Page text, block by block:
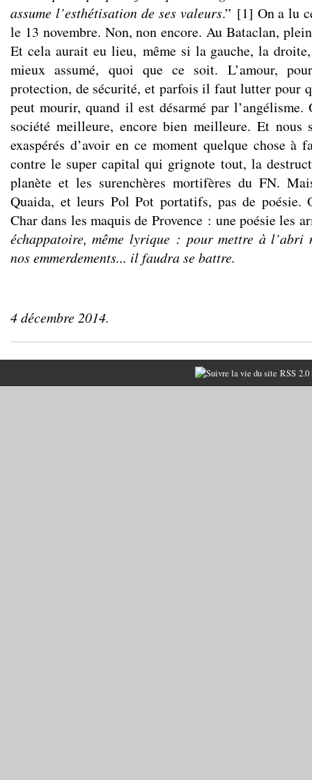
assume l’esthétisation de ses valeurs.” [1] On a lu
le 13 novembre. Non, non encore. Au Bataclan,
Et cela aurait eu lieu, même si la gauche, la
mieux assumé, quoi que ce soit. L’amour,
protection, de sécurité, et parfois il faut lutter pour
peut mourir, quand il est désarmé par l’angélisme.
société meilleure, encore bien meilleure. Et nous
exaspérés d’avoir en ce moment quelque chose à
contre le super capital qui grignote tout, la
planète et les surenchères mortifères du FN.
Quaida, et leurs Pol Pot portatifs, pas de poésie.
Char dans les maquis de Provence : une poésie les
échappatoire, même lyrique : pour mettre à l’abri
nos emmerdements... il faudra se battre.
4 décembre 2014.
RSS 2.0